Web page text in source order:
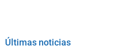
Últimas noticias